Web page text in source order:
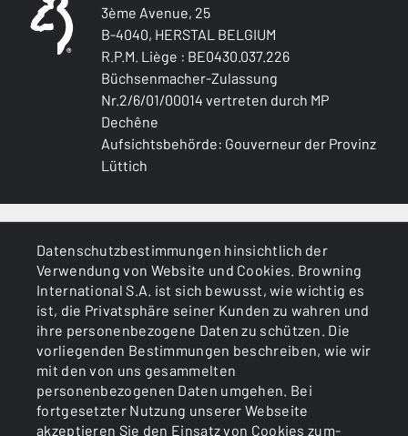
Datenschutzbestimmungen hinsichtlich der
Verwendung von Website und Cookies. Browning
International S.A. ist sich bewusst, wie wichtig es
ist, die Privatsphäre seiner Kunden zu wahren und
ihre personenbezogene Daten zu schützen. Die
vorliegenden Bestimmungen beschreiben, wie wir
mit den von uns gesammelten
personenbezogenen Daten umgehen. Bei
fortgesetzter Nutzung unserer Webseite
akzeptieren Sie den Einsatz von Cookies zum-
3ème Avenue, 25
B-4040, HERSTAL BELGIUM
R.P.M. Liège : BE0430.037.226
Büchsenmacher-Zulassung
Nr.2/6/01/00014 vertreten durch MP
Dechêne
Aufsichtsbehörde: Gouverneur der Provinz
Lüttich
DIENSTLEISTUNGEN